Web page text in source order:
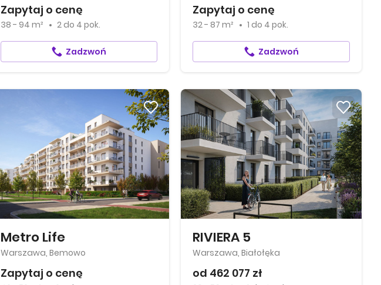
Zapytaj o cenę
38 - 94 m² 2do 4 pok.
Zadzwoń
Zapytaj o cenę
32 - 87 m² 1 do 4 pok.
Zadzwoń
Metro Life
Warszawa, Bemowo
Zapytaj o cenę
RIVIERA 5
Warszawa, Białołęka
od 462 077 zł